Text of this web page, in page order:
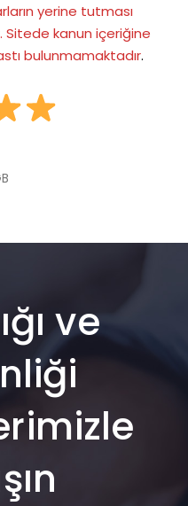
yerine tutması
kanun içeriğine
bulunmamaktadır.
ve